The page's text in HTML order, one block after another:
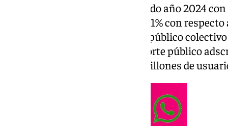
cerró el pasado año 2024
récord, con un crecimiento del 11% con
general del auge del transporte público
su puesta en 2009, este transporte público
ha transportado cerca de 236 millones de